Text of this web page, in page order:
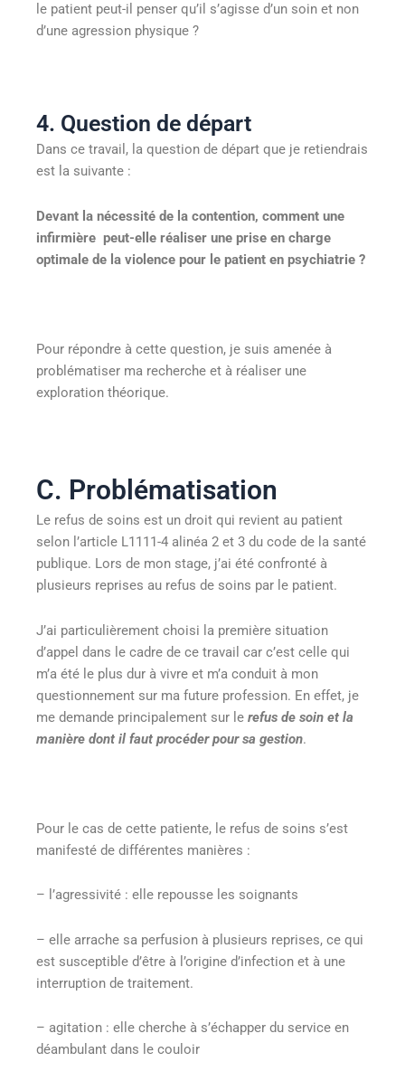
le patient peut-il penser qu’il s’agisse d’un soin et non
d’une agression physique ?
4. Question de départ
Dans ce travail, la question de départ que je retiendrais
est la suivante :
Devant la nécessité de la contention, comment une
infirmière peut-elle réaliser une prise en charge
optimale de la violence pour le patient en psychiatrie ?
Pour répondre à cette question, je suis amenée à
problématiser ma recherche et à réaliser une
exploration théorique.
C. Problématisation
Le refus de soins est un droit qui revient au patient
selon l’article L1111-4 alinéa 2 et 3 du code de la santé
publique. Lors de mon stage, j’ai été confronté à
plusieurs reprises au refus de soins par le patient.
J’ai particulièrement choisi la première situation
d’appel dans le cadre de ce travail car c’est celle qui
m’a été le plus dur à vivre et m’a conduit à mon
questionnement sur ma future profession. En effet, je
me demande principalement sur le refus de soin et la
manière dont il faut procéder pour sa gestion.
Pour le cas de cette patiente, le refus de soins s’est
manifesté de différentes manières :
– l’agressivité : elle repousse les soignants
– elle arrache sa perfusion à plusieurs reprises, ce qui
est susceptible d’être à l’origine d’infection et à une
interruption de traitement.
– agitation : elle cherche à s’échapper du service en
déambulant dans le couloir